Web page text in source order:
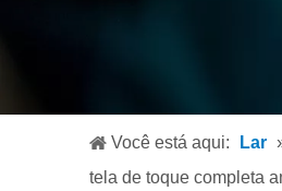
Você está aqui: Lar
tela de toque completa